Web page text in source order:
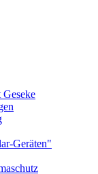
Geseke
Geräten"